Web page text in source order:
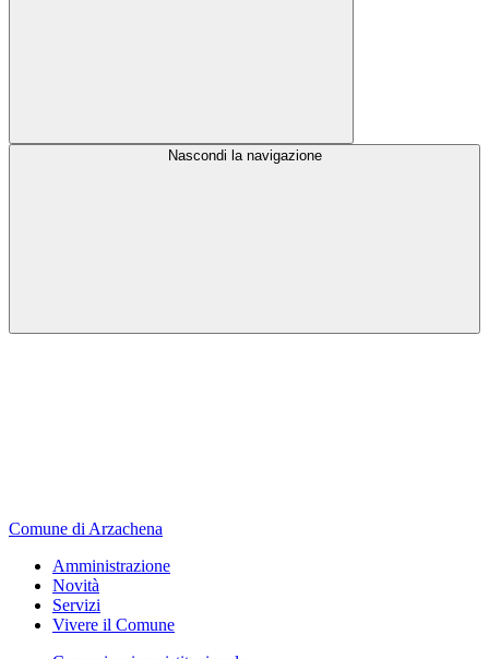
Nascondi la navigazione
Comune di Arzachena
Amministrazione
Novità
Servizi
Vivere il Comune